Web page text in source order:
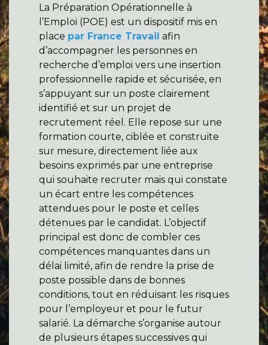
La Préparation Opérationnelle à
l’Emploi (POE) est un dispositif mis en
place par France Travail afin
d’accompagner les personnes en
recherche d’emploi vers une insertion
professionnelle rapide et sécurisée, en
s’appuyant sur un poste clairement
identifié et sur un projet de
recrutement réel. Elle repose sur une
formation courte, ciblée et construite
sur mesure, directement liée aux
besoins exprimés par une entreprise
qui souhaite recruter mais qui constate
un écart entre les compétences
attendues pour le poste et celles
détenues par le candidat. L’objectif
principal est donc de combler ces
compétences manquantes dans un
délai limité, afin de rendre la prise de
poste possible dans de bonnes
conditions, tout en réduisant les risques
pour l’employeur et pour le futur
salarié. La démarche s’organise autour
de plusieurs étapes successives qui